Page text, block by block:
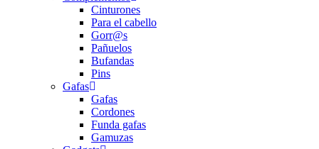
Cinturones
Para el cabello
Gorr@s
Pañuelos
Bufandas
Pins
Gafas
Gafas
Cordones
Funda gafas
Gamuzas